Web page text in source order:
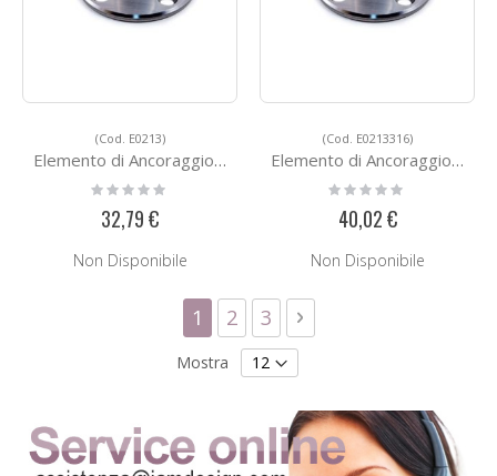
(Cod. E0213)
Elemento di Ancoraggio E0213
Rating:
0%
32,79 €
Non Disponibile
(Cod. E0213316)
Elemento di Ancoraggio E0213316
Rating:
0%
40,02 €
Non Disponibile
Pagina
Attualmente stai leggendo la
1 Pagina
2 Pagina
3 Pagina
Successivo
Mostra